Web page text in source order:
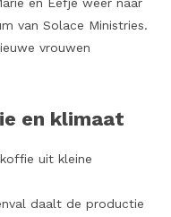
van Solace Ministries.
vrouwen
en klimaat
uit kleine
daalt de productie